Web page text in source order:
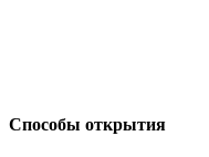
Способы открытия